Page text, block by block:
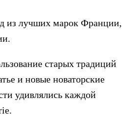
из лучших марок Франции,
старых традиций
и новые новаторские
удивлялись каждой